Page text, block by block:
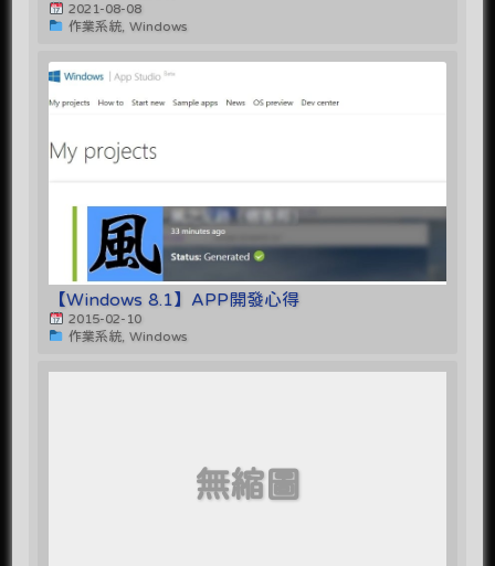
2021-08-08
作業系統, Windows
【Windows 8.1】APP開發心得
2015-02-10
作業系統, Windows
無縮圖